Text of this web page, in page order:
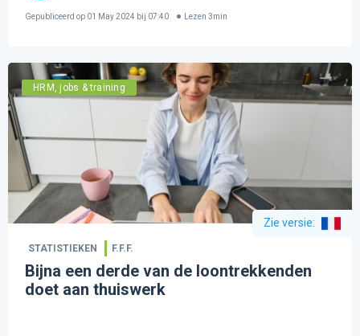
Gepubliceerd op 01 May 2024 bij 07:40 Lezen 3min
HRM, jobs & training
Zie versie:
STATISTIEKEN F.F.F.
Bijna een derde van de loontrekkenden
doet aan thuiswerk